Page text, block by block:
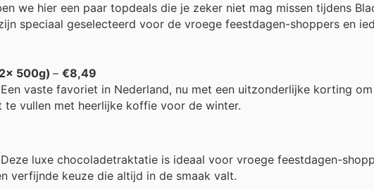
we hier een paar topdeals die je zeker niet mag missen tijdens
speciaal geselecteerd voor de vroege feestdagen-shoppers en
500g) – €8,49
vaste favoriet in Nederland, nu met een uitzonderlijke korting
vullen met heerlijke koffie voor de winter.
luxe chocoladetraktatie is ideaal voor vroege feestdagen-
verfijnde keuze die altijd in de smaak valt.